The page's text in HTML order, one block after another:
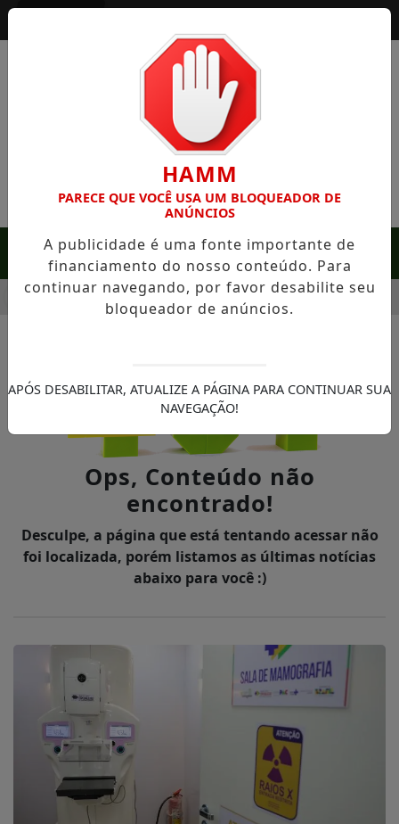
MENU
RARA EM SERRA NEGRA: FAZENDA COM 488 HECTARES UNE
Ops, Conteúdo não
encontrado!
Desculpe, a página que está tentando acessar não
foi localizada, porém listamos as últimas notícias
abaixo para você :)
HAMM
PARECE QUE VOCÊ USA UM BLOQUEADOR DE
ANÚNCIOS
A publicidade é uma fonte importante de
financiamento do nosso conteúdo. Para
continuar navegando, por favor desabilite seu
bloqueador de anúncios.
APÓS DESABILITAR, ATUALIZE A PÁGINA PARA CONTINUAR SUA
NAVEGAÇÃO!